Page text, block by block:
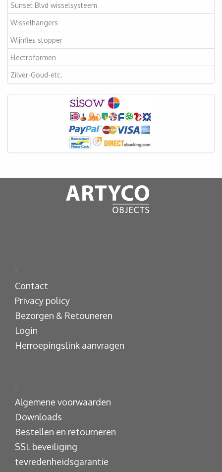
Sunset Blvd wisselsysteem
Wisselhangers
Wijnfles stopper
Electroformen
Zilver-Goud-etc.
.
Contact
Privacy policy
Bezorgen & Retouneren
Login
Herroepingslink aanvragen
.
Algemene voorwaarden
Downloads
Bestellen en retourneren
SSL beveiliging
tevredenheidsgarantie